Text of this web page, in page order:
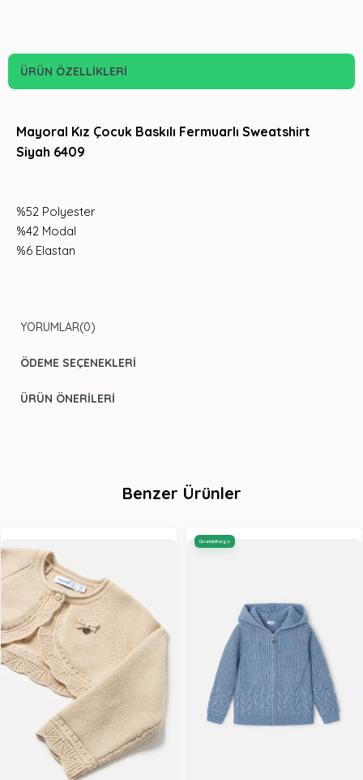
ÜRÜN ÖZELLIKLERI
Mayoral Kız Çocuk Baskılı Fermuarlı Sweatshirt
Siyah 6409
%52 Polyester
%42 Modal
%6 Elastan
YORUMLAR(0)
ÖDEME SEÇENEKLERI
ÜRÜN ÖNERILERI
Benzer Ürünler
Ücretsiz Kargo